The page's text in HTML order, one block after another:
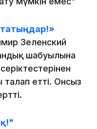
Зеленский
шабуылына
талап етті. Онсыз